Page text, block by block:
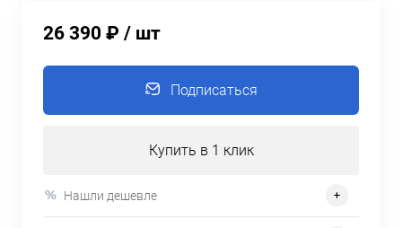
26 390 ₽ / шт
Подписаться
Купить в 1 клик
Нашли дешевле